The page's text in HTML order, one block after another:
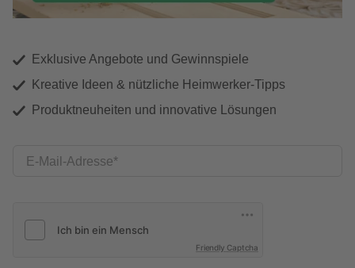
Exklusive Angebote und Gewinnspiele
Kreative Ideen & nützliche Heimwerker-Tipps
Produktneuheiten und innovative Lösungen
E-Mail-Adresse
Friendly Captcha